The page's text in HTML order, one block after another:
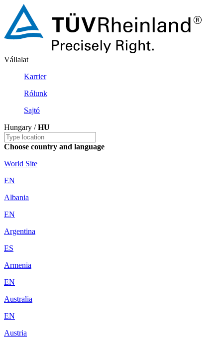
Vállalat
Karrier
Rólunk
Sajtó
Hungary /HU
Choose country and language
World Site
EN
Albania
EN
Argentina
ES
Armenia
EN
Australia
EN
Austria